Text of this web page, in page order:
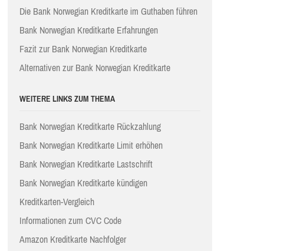
Die Bank Norwegian Kreditkarte im Guthaben führen
Bank Norwegian Kreditkarte Erfahrungen
Fazit zur Bank Norwegian Kreditkarte
Alternativen zur Bank Norwegian Kreditkarte
WEITERE LINKS ZUM THEMA
Bank Norwegian Kreditkarte Rückzahlung
Bank Norwegian Kreditkarte Limit erhöhen
Bank Norwegian Kreditkarte Lastschrift
Bank Norwegian Kreditkarte kündigen
Kreditkarten-Vergleich
Informationen zum CVC Code
Amazon Kreditkarte Nachfolger